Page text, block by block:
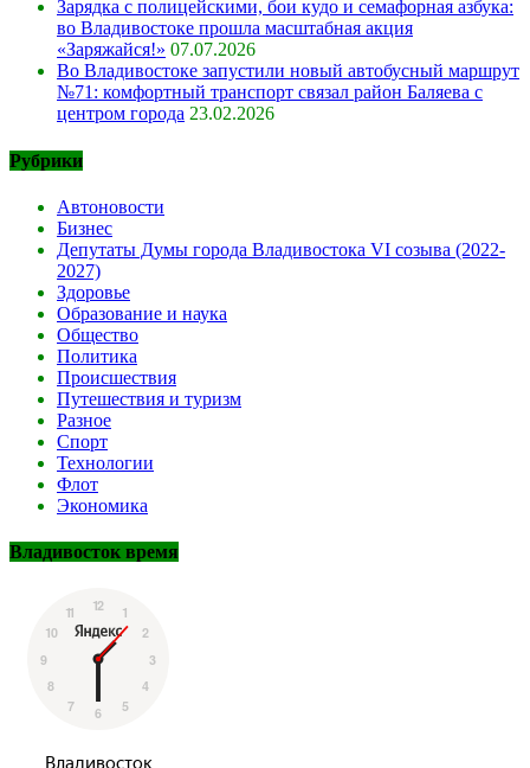
Зарядка с полицейскими, бои кудо и семафорная азбука:
во Владивостоке прошла масштабная акция
«Заряжайся!» 07.07.2026
Во Владивостоке запустили новый автобусный маршрут
№71: комфортный транспорт связал район Баляева с
центром города 23.02.2026
Рубрики
Автоновости
Бизнес
Депутаты Думы города Владивостока VI созыва (2022-
2027)
Здоровье
Образование и наука
Общество
Политика
Происшествия
Путешествия и туризм
Разное
Спорт
Технологии
Флот
Экономика
Владивосток время